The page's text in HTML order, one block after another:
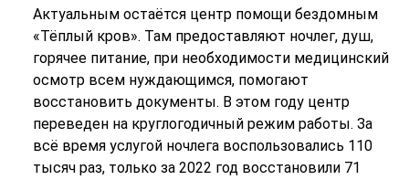
Актуальным остаётся центр помощи бездомным
«Тёплый кров». Там предоставляют ночлег, душ,
горячее питание, при необходимости медицинский
осмотр всем нуждающимся, помогают
восстановить документы. В этом году центр
переведен на круглогодичный режим работы. За
всё время услугой ночлега воспользовались 110
тысяч раз, только за 2022 год восстановили 71